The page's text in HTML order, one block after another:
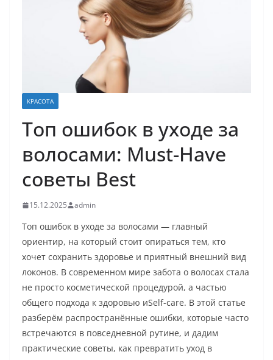
КРАСОТА
Топ ошибок в уходе за
волосами: Must-Have
советы Best
15.12.2025 admin
Топ ошибок в уходе за волосами — главный
ориентир, на который стоит опираться тем, кто
хочет сохранить здоровье и приятный внешний вид
локонов. В современном мире забота о волосах стала
не просто косметической процедурой, а частью
общего подхода к здоровью иSelf-care. В этой статье
разберём распространённые ошибки, которые часто
встречаются в повседневной рутине, и дадим
практические советы, как превратить уход в